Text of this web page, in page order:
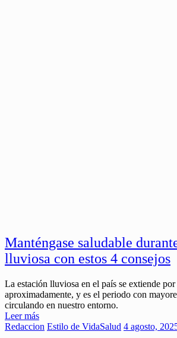
Manténgase saludable
lluviosa con estos 4 consejos
La estación lluviosa en el país se extiende por
aproximadamente, y es el periodo con
circulando en nuestro entorno.
Leer más
Redaccion Estilo de VidaSalud 4 agosto,